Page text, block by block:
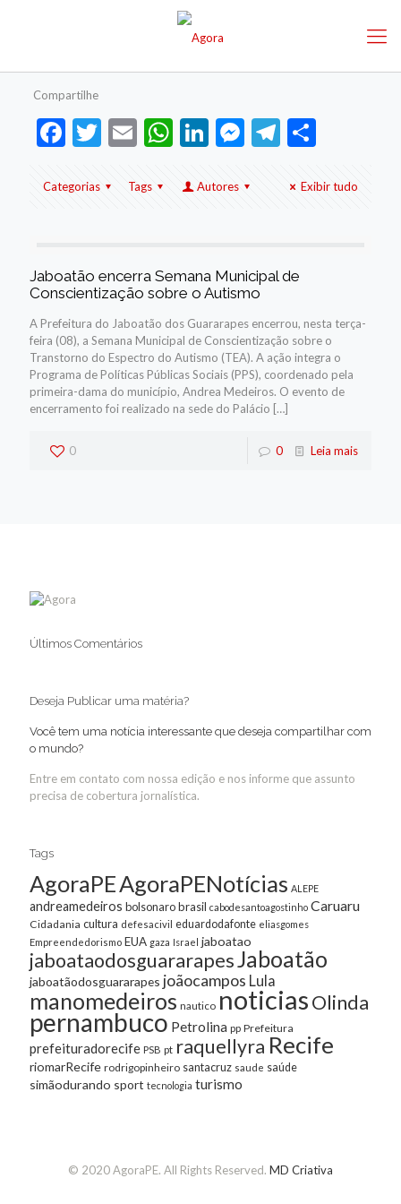
Compartilhe
Facebook
Twitter
EmailWhatsApp
LinkedIn
Messenger
Telegram
Share
Categorias Tags Autores Exibir tudo
Jaboatão encerra Semana Municipal de
Conscientização sobre o Autismo
A Prefeitura do Jaboatão dos Guararapes encerrou, nesta terça-
feira (08), a Semana Municipal de Conscientização sobre o
Transtorno do Espectro do Autismo (TEA). A ação integra o
Programa de Políticas Públicas Sociais (PPS), coordenado pela
primeira-dama do município, Andrea Medeiros. O evento de
encerramento foi realizado na sede do Palácio […]
0 0 Leia mais
Últimos Comentários
Deseja Publicar uma matéria?
Você tem uma notícia interessante que deseja compartilhar com
o mundo?
Entre em contato com nossa edição e nos informe que assunto
precisa de cobertura jornalística.
Tags
AgoraPEAgoraPENotícias ALEPE
andreamedeiros bolsonarobrasil cabodesantoagostinho Caruaru
Cidadania cultura defesacivil eduardodafonte eliasgomes
Empreendedorismo EUA gaza Israel jaboatao
jaboataodosguararapesJaboatão
jaboatãodosguararapes joãocampos Lula
manomedeiros nautico noticiasOlinda
pernambuco Petrolina pp Prefeitura
prefeituradorecife PSB pt raquellyra Recife
riomarRecife rodrigopinheiro santacruz saude saúde
simãodurando sport tecnologia turismo
© 2020 AgoraPE. All Rights Reserved. MD Criativa